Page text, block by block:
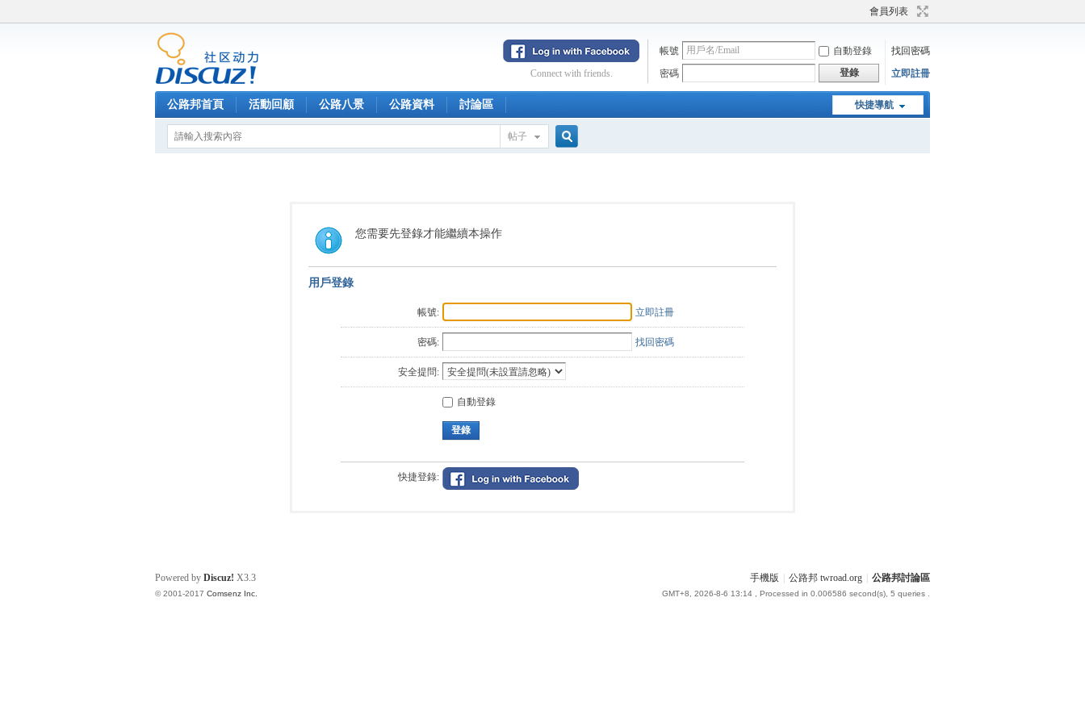
會員列表
帳號 自動登錄
找回密碼
密碼
登錄 立即註冊
Connect with friends.
快捷導航
公路邦首頁 活動回顧 公路八景 公路資料 討論區
帖子
您需要先登錄才能繼續本操作
用戶登錄
帳號: 立即註冊
密碼: 找回密碼
安全提問:
自動登錄
登錄
快捷登錄:
手機版 公路邦 twroad.org 公路邦討論區
GMT+8, 2026-8-6 13:14 , Processed in 0.006586 second(s), 5 queries .
Powered by Discuz! X3.3
© 2001-2017 Comsenz Inc.